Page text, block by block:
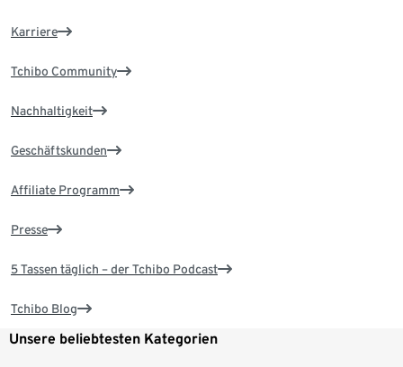
Karriere
Tchibo Community
Nachhaltigkeit
Geschäftskunden
Affiliate Programm
Presse
5 Tassen täglich – der Tchibo Podcast
Tchibo Blog
Unsere beliebtesten Kategorien